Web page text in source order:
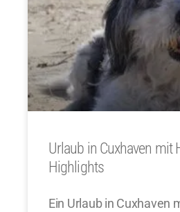
Urlaub in Cuxhaven mit
Highlights
Ein Urlaub in Cuxhaven